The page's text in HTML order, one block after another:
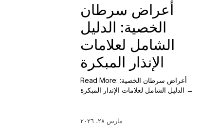
أعراض سرطان
الخصية: الدليل
الشامل لعلامات
الإنذار المبكرة
Read More: أعراض سرطان الخصية:
الدليل الشامل لعلامات الإنذار المبكرة →
مارس ٢٨، ٢٠٢٦